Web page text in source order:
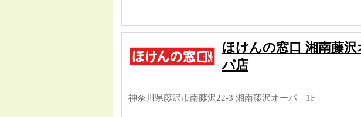
ほけんの窓口 湘南藤沢
パ店
神奈川県藤沢市南藤沢22-3 湘南藤沢オーパ 1F